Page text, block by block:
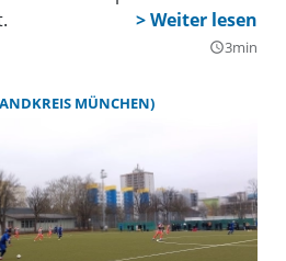
query_builder3min
MÜNCHEN)